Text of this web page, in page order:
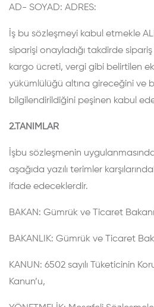
AD- SOYAD: ADRES:
İş bu sözleşmeyi kabul etmekle
siparişi onayladığı takdirde
kargo ücreti, vergi gibi belirtilen
yükümlülüğü altına gireceğini ve
bilgilendirildiğini peşinen kabul
2.TANIMLAR
İşbu sözleşmenin
aşağıda yazılı terimler
ifade edeceklerdir.
BAKAN: Gümrük ve Ticaret
BAKANLIK: Gümrük ve Ticaret
KANUN: 6502 sayılı Tüketicinin
Kanun’u,